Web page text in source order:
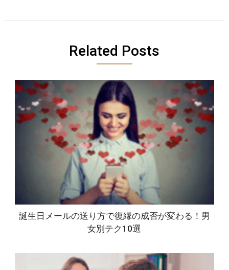
Related Posts
誕生日メールの送り方で復縁の成否が変わる！男
女別テク10選